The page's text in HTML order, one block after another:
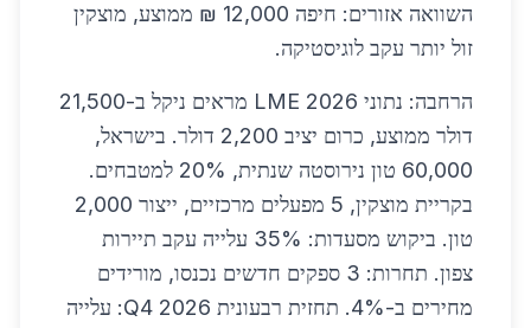
השוואה אזורים: חיפה 12,000 ₪ ממוצע, מוצקין
זול יותר עקב לוגיסטיקה.
הרחבה: נתוני LME 2026 מראים ניקל ב-21,500
דולר ממוצע, כרום יציב 2,200 דולר. בישראל,
60,000 טון נירוסטה שנתית, 20% למטבחים.
בקריית מוצקין, 5 מפעלים מרכזיים, ייצור 2,000
טון. ביקוש מסעדות: 35% עלייה עקב תיירות
צפון. תחרות: 3 ספקים חדשים נכנסו, מורידים
מחירים ב-4%. תחזית רבעונית Q4 2026: עלייה